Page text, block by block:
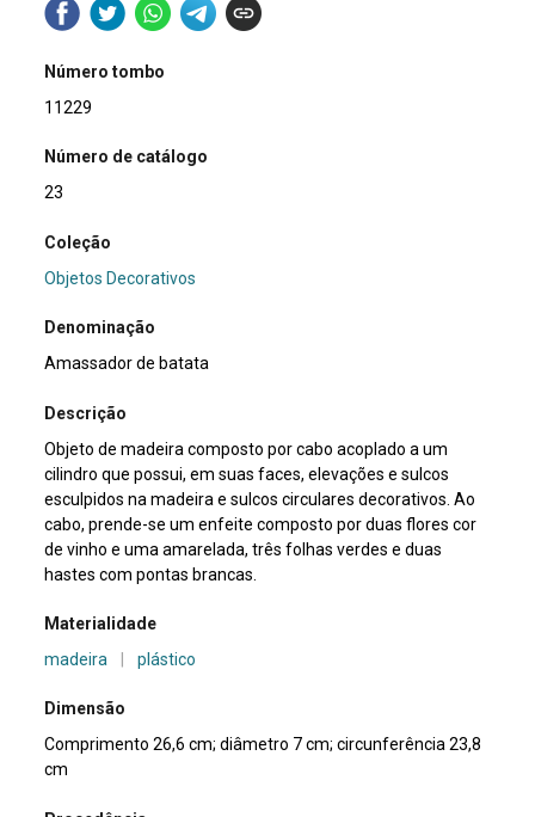
Número tombo
11229
Número de catálogo
23
Coleção
Objetos Decorativos
Denominação
Amassador de batata
Descrição
Objeto de madeira composto por cabo acoplado a um
cilindro que possui, em suas faces, elevações e sulcos
esculpidos na madeira e sulcos circulares decorativos. Ao
cabo, prende-se um enfeite composto por duas flores cor
de vinho e uma amarelada, três folhas verdes e duas
hastes com pontas brancas.
Materialidade
madeira
plástico
Dimensão
Comprimento 26,6 cm; diâmetro 7 cm; circunferência 23,8
cm